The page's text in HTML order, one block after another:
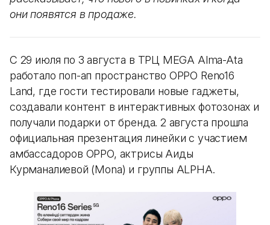
они появятся в продаже.
С 29 июля по 3 августа в ТРЦ MEGA Alma-Ata
работало поп-ап пространство OPPO Reno16
Land, где гости тестировали новые гаджеты,
создавали контент в интерактивных фотозонах и
получали подарки от бренда. 2 августа прошла
официальная презентация линейки с участием
амбассадоров OPPO, актрисы Аиды
Курманалиевой (Mona) и группы ALPHA.